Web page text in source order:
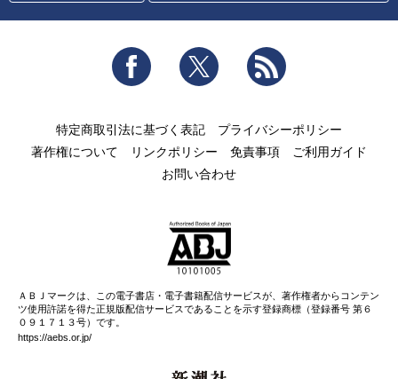
Facebook Twitter
特定商取引法に基づく表記
プライバシーポリシー
著作権について
リンクポリシー 免責事項
ご利用ガイド
お問い合わせ
ＡＢＪマークは、この電子書店・電子書籍配信サービスが、著作権者からコンテン
ツ使用許諾を得た正規版配信サービスであることを示す登録商標（登録番号 第６
０９１７１３号）です。
https://aebs.or.jp/